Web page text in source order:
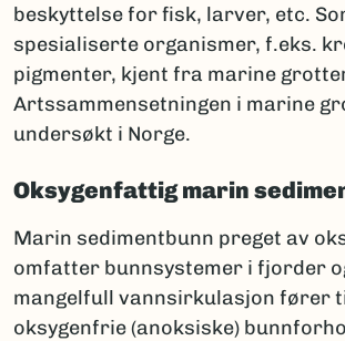
beskyttelse for fisk, larver, etc.
spesialiserte organismer, f.eks.
pigmenter, kjent fra marine
Artssammensetningen i marine
undersøkt i Norge.
Oksygenfattig marin
Marin sedimentbunn preget av
omfatter bunnsystemer i fjorder
mangelfull vannsirkulasjon fører
oksygenfrie (anoksiske)